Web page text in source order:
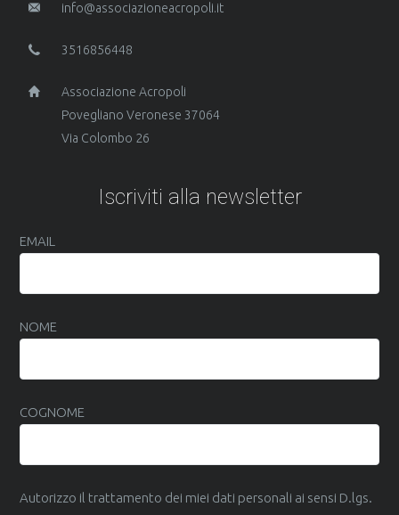
info@associazioneacropoli.it
3516856448
Associazione Acropoli
Povegliano Veronese 37064
Via Colombo 26
Iscriviti alla newsletter
EMAIL
NOME
COGNOME
Autorizzo il trattamento dei miei dati personali ai sensi D.lgs.